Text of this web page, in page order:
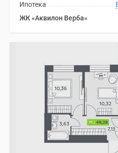
Ипотека
ЖК «Аквилон Верба»